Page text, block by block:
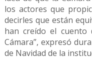
los actores que
decirles que están
han creído el
Cámara”, expresó
de Navidad de la